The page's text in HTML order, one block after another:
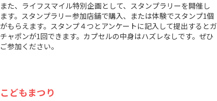
また、ライフスマイル特別企画として、スタンプラリーを開催し
ます。スタンプラリー参加店舗で購入、または体験でスタンプ1個
がもらえます。スタンプ４つとアンケートに記入して提出するとガ
チャポンが1回できます。カプセルの中身はハズレなしです。ぜひ
ご参加ください。
こどもまつり